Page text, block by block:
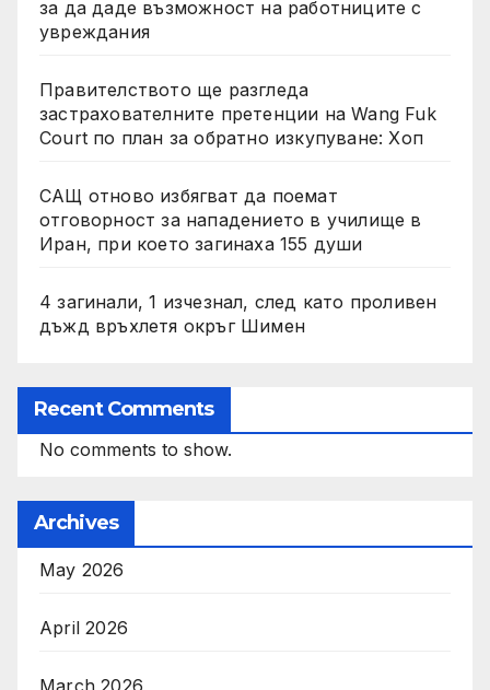
за да даде възможност на работниците с
увреждания
Правителството ще разгледа
застрахователните претенции на Wang Fuk
Court по план за обратно изкупуване: Хоп
САЩ отново избягват да поемат
отговорност за нападението в училище в
Иран, при което загинаха 155 души
4 загинали, 1 изчезнал, след като проливен
дъжд връхлетя окръг Шимен
Recent Comments
No comments to show.
Archives
May 2026
April 2026